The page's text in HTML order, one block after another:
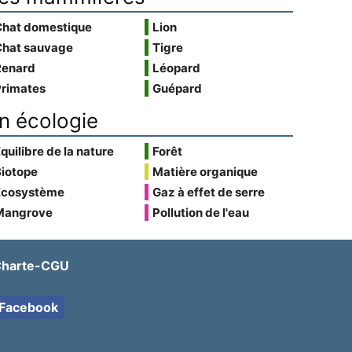
domestique
sauvage
Lion
Tigre
Léopard
Guépard
écologie
de la nature
Forêt
Matière organique
Gaz à effet de serre
Pollution de l'eau
CGU
Facebook